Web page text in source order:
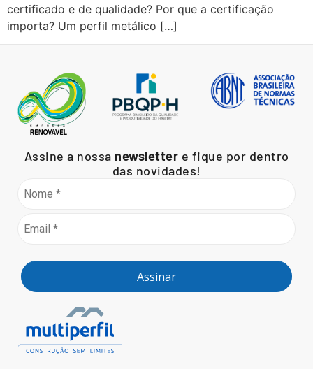
certificado e de qualidade? Por que a certificação
importa? Um perfil metálico […]
Assine a nossa newsletter e fique por dentro
das novidades!
Assinar